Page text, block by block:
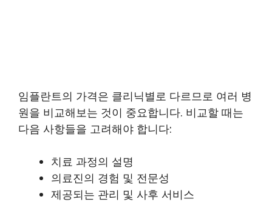
임플란트의 가격은 클리닉별로 다르므로 여러 병
원을 비교해보는 것이 중요합니다. 비교할 때는
다음 사항들을 고려해야 합니다:
치료 과정의 설명
의료진의 경험 및 전문성
제공되는 관리 및 사후 서비스